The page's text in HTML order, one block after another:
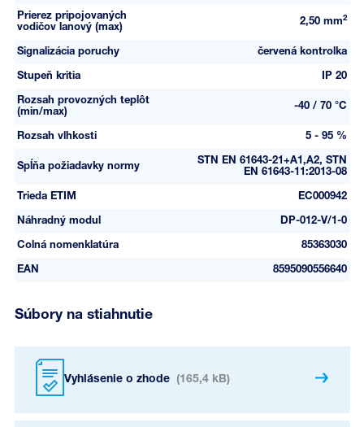
Prierez pripojovaných
vodičov lanový (max)
2,50 mm2
Signalizácia poruchy červená kontrolka
Stupeň kritia IP 20
Rozsah provozných teplôt
(min/max)
-40 / 70 °C
Rozsah vlhkosti 5 - 95 %
Spĺňa požiadavky normy
STN EN 61643-21+A1,A2, STN
EN 61643-11:2013-08
Trieda ETIM EC000942
Náhradný modul DP-012-V/1-0
Colná nomenklatúra 85363030
EAN 8595090556640
Súbory na stiahnutie
Vyhlásenie o zhode (165,4 kB)